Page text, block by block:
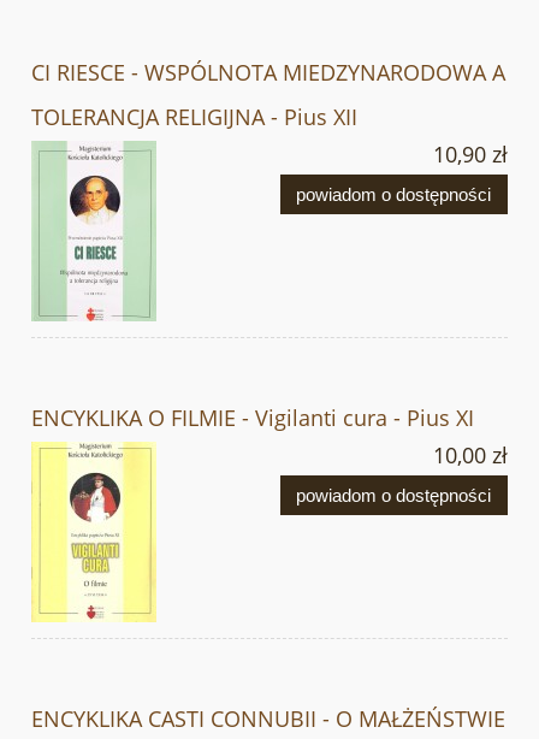
CI RIESCE - WSPÓLNOTA MIEDZYNARODOWA A
TOLERANCJA RELIGIJNA - Pius XII
10,90 zł
powiadom o dostępności
ENCYKLIKA O FILMIE - Vigilanti cura - Pius XI
10,00 zł
powiadom o dostępności
ENCYKLIKA CASTI CONNUBII - O MAŁŻEŃSTWIE